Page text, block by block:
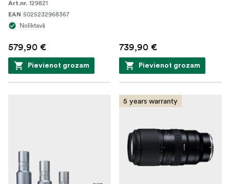
Art.nr. 129821
EAN 5025232968367
Noliktavā
579,90 €
Pievienot grozam
739,90 €
Pievienot grozam
5 years warranty